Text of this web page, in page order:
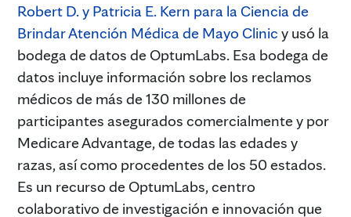
Robert D. y Patricia E. Kern para la Ciencia de
Brindar Atención Médica de Mayo Clinic y usó la
bodega de datos de OptumLabs. Esa bodega de
datos incluye información sobre los reclamos
médicos de más de 130 millones de
participantes asegurados comercialmente y por
Medicare Advantage, de todas las edades y
razas, así como procedentes de los 50 estados.
Es un recurso de OptumLabs, centro
colaborativo de investigación e innovación que